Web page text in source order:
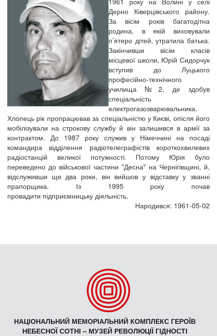
Дерно Ківерцівського району.
За вісім років багатодітна
родина, в якій виховували
п’ятеро дітей, утратила батька.
Закінчивши вісім класів
місцевої школи, Юрій Сидорчук
вступив до Луцького
професійно-технічного
училища №2, де здобув
спеціальність
електрогазозварювальника.
Хлопець рік пропрацював за спеціальністю у Києві, опісля його
мобілізували на строкову службу й він залишився в армії за
контрактом. До 1987 року служив у Німеччині на посаді
командира відділення радіотелеграфістів короткохвилевих
радіостанцій великої потужності. Потому Юрія було
переведено до військової частини "Десна" на Чернігівщині, й,
відслуживши ще два роки, він вийшов у відставку у званні
прапорщика. Із 1995 року почав
провадити підприємницьку діяльність.
Народився: 1961-05-02
НАЦІОНАЛЬНИЙ МЕМОРІАЛЬНИЙ КОМПЛЕКС ГЕРОЇВ
НЕБЕСНОЇ СОТНІ – МУЗЕЙ РЕВОЛЮЦІЇ ГІДНОСТІ